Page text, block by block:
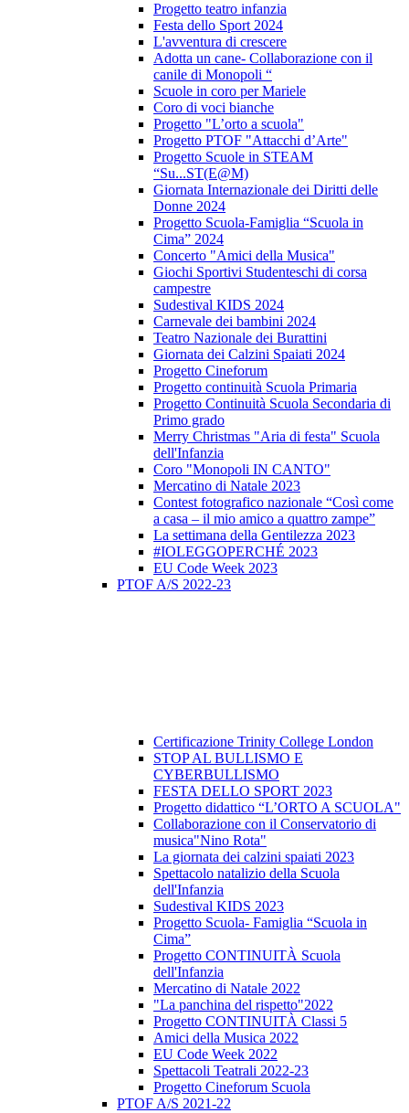
Progetto teatro infanzia
Festa dello Sport 2024
L'avventura di crescere
Adotta un cane- Collaborazione con il
canile di Monopoli “
Scuole in coro per Mariele
Coro di voci bianche
Progetto "L’orto a scuola"
Progetto PTOF "Attacchi d’Arte"
Progetto Scuole in STEAM
“Su...ST(E@M)
Giornata Internazionale dei Diritti delle
Donne 2024
Progetto Scuola-Famiglia “Scuola in
Cima” 2024
Concerto "Amici della Musica"
Giochi Sportivi Studenteschi di corsa
campestre
Sudestival KIDS 2024
Carnevale dei bambini 2024
Teatro Nazionale dei Burattini
Giornata dei Calzini Spaiati 2024
Progetto Cineforum
Progetto continuità Scuola Primaria
Progetto Continuità Scuola Secondaria di
Primo grado
Merry Christmas "Aria di festa" Scuola
dell'Infanzia
Coro "Monopoli IN CANTO"
Mercatino di Natale 2023
Contest fotografico nazionale “Così come
a casa – il mio amico a quattro zampe”
La settimana della Gentilezza 2023
#IOLEGGOPERCHÉ 2023
EU Code Week 2023
PTOF A/S 2022-23
Certificazione Trinity College London
STOP AL BULLISMO E
CYBERBULLISMO
FESTA DELLO SPORT 2023
Progetto didattico “L’ORTO A SCUOLA"
Collaborazione con il Conservatorio di
musica"Nino Rota"
La giornata dei calzini spaiati 2023
Spettacolo natalizio della Scuola
dell'Infanzia
Sudestival KIDS 2023
Progetto Scuola- Famiglia “Scuola in
Cima”
Progetto CONTINUITÀ Scuola
dell'Infanzia
Mercatino di Natale 2022
"La panchina del rispetto"2022
Progetto CONTINUITÀ Classi 5
Amici della Musica 2022
EU Code Week 2022
Spettacoli Teatrali 2022-23
Progetto Cineforum Scuola
PTOF A/S 2021-22